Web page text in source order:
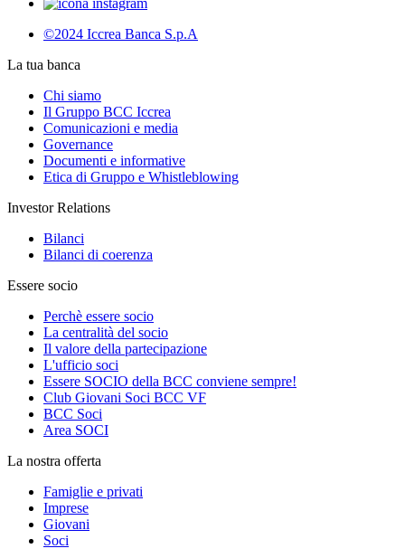
©2024 Iccrea Banca S.p.A
La tua banca
Chi siamo
Il Gruppo BCC Iccrea
Comunicazioni e media
Governance
Documenti e informative
Etica di Gruppo e Whistleblowing
Investor Relations
Bilanci
Bilanci di coerenza
Essere socio
Perchè essere socio
La centralità del socio
Il valore della partecipazione
L'ufficio soci
Essere SOCIO della BCC conviene sempre!
Club Giovani Soci BCC VF
BCC Soci
Area SOCI
La nostra offerta
Famiglie e privati
Imprese
Giovani
Soci